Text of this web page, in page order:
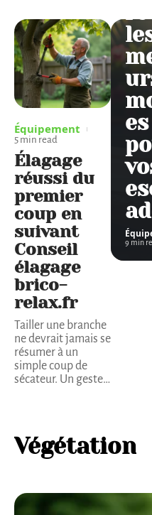
Équipement
5 min read
Élagage
réussi du
premier
coup en
suivant
Conseil
élagage
brico-
relax.fr
Tailler une branche
ne devrait jamais se
résumer à un
simple coup de
sécateur. Un geste…
re
es
9 min
Végétation